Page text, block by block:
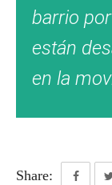
barrio
están
en la
Share: